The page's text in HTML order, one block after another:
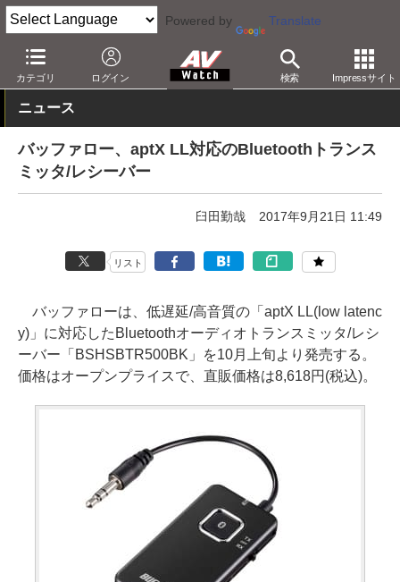
Powered by Translate
カテゴリ ログイン 検索 Impressサイト
AV Watch 製品 AV周辺機器
ニュース
バッファロー、aptX LL対応のBluetoothトランス
ミッタ/レシーバー
臼田勤哉 2017年9月21日 11:49
リスト
バッファローは、低遅延/高音質の「aptX LL(low latenc
y)」に対応したBluetoothオーディオトランスミッタ/レシ
ーバー「BSHSBTR500BK」を10月上旬より発売する。
価格はオープンプライスで、直販価格は8,618円(税込)。